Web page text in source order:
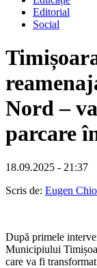
Editorial
Social
Nord –
parcare
18.09.2025 - 21:37
Scris de: Eugen
După primele
Municipiului
care va fi